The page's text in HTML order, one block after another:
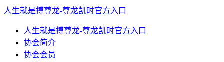
人生就是搏尊龙-尊龙凯时官方入口
人生就是搏尊龙-尊龙凯时官方入口
协会简介
协会会员